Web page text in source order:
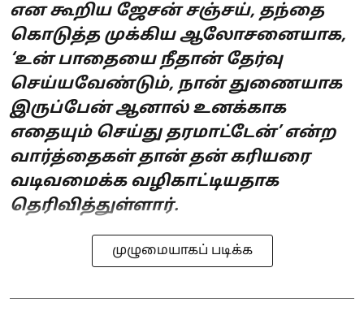
என கூறிய ஜேசன் சஞ்சய், தந்தை
கொடுத்த முக்கிய ஆலோசனையாக,
‘உன் பாதையை நீதான் தேர்வு
செய்யவேண்டும், நான் துணையாக
இருப்பேன் ஆனால் உனக்காக
எதையும் செய்து தரமாட்டேன்’ என்ற
வார்த்தைகள் தான் தன் கரியரை
வடிவமைக்க வழிகாட்டியதாக
தெரிவித்துள்ளார்.
முழுமையாகப் படிக்க